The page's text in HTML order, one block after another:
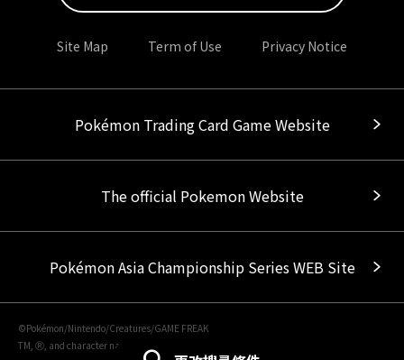
Site Map Term of Use Privacy Notice
Pokémon Trading Card Game Website
The official Pokemon Website
Pokémon Asia Championship Series WEB Site
©Pokémon/Nintendo/Creatures/GAME FREAK
TM, Ⓡ, and character names are trademarks of Nintendo.